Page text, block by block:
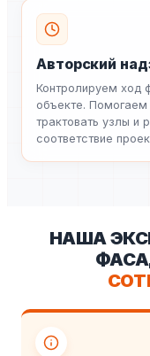
Авторский
Контролируем ход
объекте. Помогаем
трактовать узлы и
соответствие
НАША